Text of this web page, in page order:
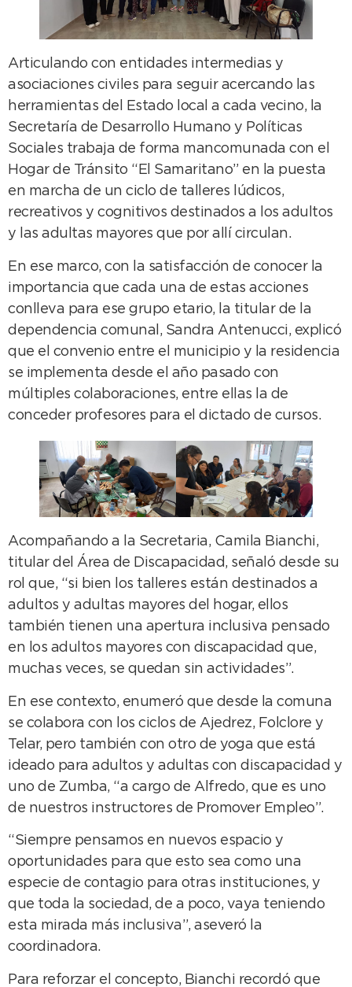
Articulando con entidades intermedias y
asociaciones civiles para seguir acercando las
herramientas del Estado local a cada vecino, la
Secretaría de Desarrollo Humano y Políticas
Sociales trabaja de forma mancomunada con el
Hogar de Tránsito “El Samaritano” en la puesta
en marcha de un ciclo de talleres lúdicos,
recreativos y cognitivos destinados a los adultos
y las adultas mayores que por allí circulan.
En ese marco, con la satisfacción de conocer la
importancia que cada una de estas acciones
conlleva para ese grupo etario, la titular de la
dependencia comunal, Sandra Antenucci, explicó
que el convenio entre el municipio y la residencia
se implementa desde el año pasado con
múltiples colaboraciones, entre ellas la de
conceder profesores para el dictado de cursos.
Acompañando a la Secretaria, Camila Bianchi,
titular del Área de Discapacidad, señaló desde su
rol que, “si bien los talleres están destinados a
adultos y adultas mayores del hogar, ellos
también tienen una apertura inclusiva pensado
en los adultos mayores con discapacidad que,
muchas veces, se quedan sin actividades”.
En ese contexto, enumeró que desde la comuna
se colabora con los ciclos de Ajedrez, Folclore y
Telar, pero también con otro de yoga que está
ideado para adultos y adultas con discapacidad y
uno de Zumba, “a cargo de Alfredo, que es uno
de nuestros instructores de Promover Empleo”.
“Siempre pensamos en nuevos espacio y
oportunidades para que esto sea como una
especie de contagio para otras instituciones, y
que toda la sociedad, de a poco, vaya teniendo
esta mirada más inclusiva”, aseveró la
coordinadora.
Para reforzar el concepto, Bianchi recordó que